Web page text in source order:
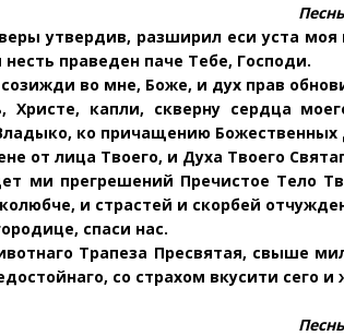
утвердив, разширил еси уста моя
праведен паче Тебе, Господи.
во мне, Боже, и дух прав
Христе, капли, скверну сердца
ко причащению Божественных
от лица Твоего, и Духа Твоего
ми прегрешений Пречистое Тело
и страстей и скорбей
спаси нас.
Tрапеза Пресвятая, свыше
со страхом вкусити сего и